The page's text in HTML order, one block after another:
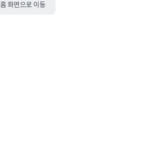
홈 화면으로 이동